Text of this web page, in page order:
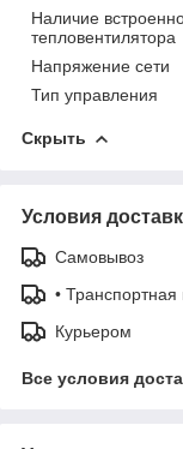
Наличие
тепловентилятора
Напряжение сети
Тип управления
Скрыть
Условия
Самовывоз
•
Курьером
Все условия